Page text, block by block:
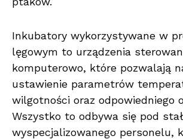
Inkubatory wykorzystywane w
lęgowym to urządzenia
komputerowo, które pozwalają
ustawienie parametrów
wilgotności oraz odpowiedniego
Wszystko to odbywa się pod
wyspecjalizowanego personelu,